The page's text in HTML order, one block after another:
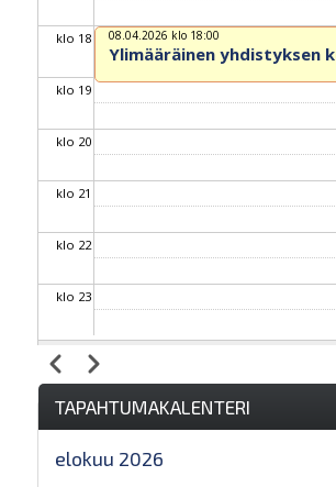
klo 18
klo 19
klo 20
klo 21
klo 22
klo 23
08.04.2026 klo 18:00
Ylimääräinen yhdistyksen
Sivutus
EdellinenSeuraava
TAPAHTUMAKALENTERI
elokuu 2026